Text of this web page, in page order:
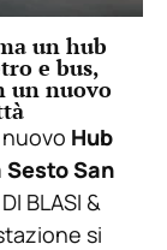
un hub
e bus,
un nuovo
Hub
Sesto San
BLASI &
si